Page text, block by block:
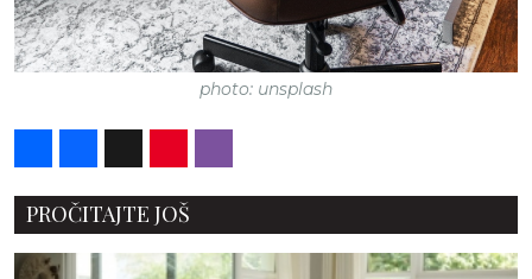
photo: unsplash
PROČITAJTE JOŠ